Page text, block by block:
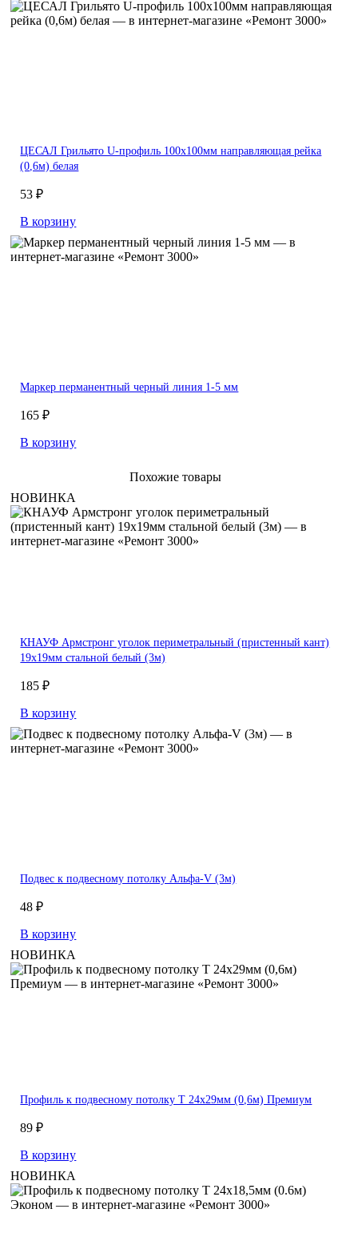
ЦЕСАЛ Грильято U-профиль 100х100мм направляющая рейка
(0,6м) белая
53 ₽
В корзину
Маркер перманентный черный линия 1-5 мм
165 ₽
В корзину
Похожие товары
НОВИНКА
КНАУФ Армстронг уголок периметральный (пристенный кант)
19х19мм стальной белый (3м)
185 ₽
В корзину
Подвес к подвесному потолку Альфа-V (3м)
48 ₽
В корзину
НОВИНКА
Профиль к подвесному потолку Т 24x29мм (0,6м) Премиум
89 ₽
В корзину
НОВИНКА